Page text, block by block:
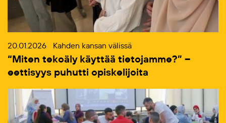
20.01.2026 Kahden kansan välissä
“Miten tekoäly käyttää tietojamme?” –
eettisyys puhutti opiskelijoita